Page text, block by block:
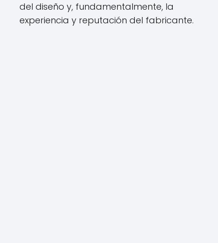
del diseño y, fundamentalmente, la
experiencia y reputación del fabricante.